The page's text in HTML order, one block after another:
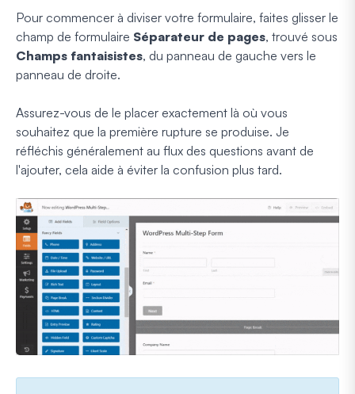
Pour commencer à diviser votre formulaire, faites glisser le
champ de formulaire Séparateur de pages, trouvé sous
Champs fantaisistes, du panneau de gauche vers le
panneau de droite.
Assurez-vous de le placer exactement là où vous
souhaitez que la première rupture se produise. Je
réfléchis généralement au flux des questions avant de
l'ajouter, cela aide à éviter la confusion plus tard.